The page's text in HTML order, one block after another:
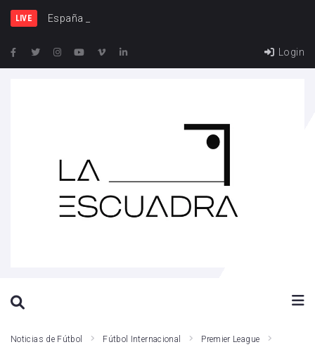
LIVE España y Francia, u
Login
Noticias de Fútbol Fútbol Internacional
Premier League